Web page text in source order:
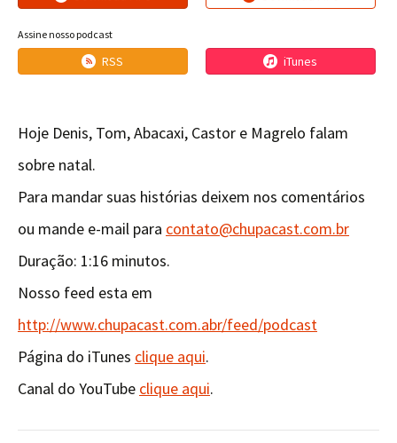
Assine nosso podcast
RSS iTunes
Hoje Denis, Tom, Abacaxi, Castor e Magrelo falam
sobre natal.
Para mandar suas histórias deixem nos comentários
ou mande e-mail para contato@chupacast.com.br
Duração: 1:16 minutos.
Nosso feed esta em
http://www.chupacast.com.abr/feed/podcast
Página do iTunes clique aqui.
Canal do YouTube clique aqui.